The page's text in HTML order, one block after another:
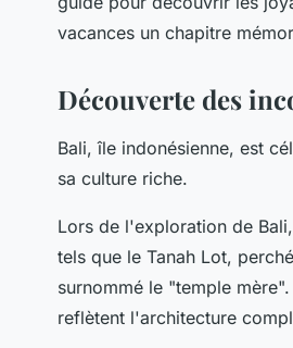
vacances un chapitre
Découverte des
Bali, île indonésienne, est
sa culture riche.
Lors de l'exploration de
tels que le Tanah Lot,
surnommé le "temple
reflètent l'architecture